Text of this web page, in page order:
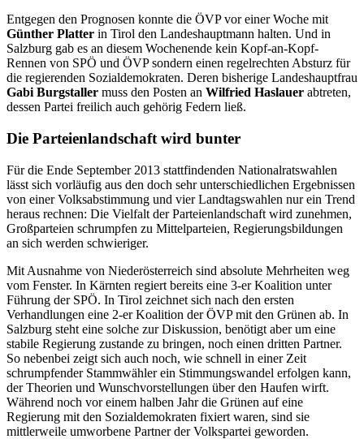
Entgegen den Prognosen konnte die ÖVP vor einer Woche mit
Günther Platter in Tirol den Landeshauptmann halten. Und in
Salzburg gab es an diesem Wochenende kein Kopf-an-Kopf-
Rennen von SPÖ und ÖVP sondern einen regelrechten Absturz für
die regierenden Sozialdemokraten. Deren bisherige Landeshauptfrau
Gabi Burgstaller muss den Posten an Wilfried Haslauer abtreten,
dessen Partei freilich auch gehörig Federn ließ.
Die Parteienlandschaft wird bunter
Für die Ende September 2013 stattfindenden Nationalratswahlen
lässt sich vorläufig aus den doch sehr unterschiedlichen Ergebnissen
von einer Volksabstimmung und vier Landtagswahlen nur ein Trend
heraus rechnen: Die Vielfalt der Parteienlandschaft wird zunehmen,
Großparteien schrumpfen zu Mittelparteien, Regierungsbildungen
an sich werden schwieriger.
Mit Ausnahme von Niederösterreich sind absolute Mehrheiten weg
vom Fenster. In Kärnten regiert bereits eine 3-er Koalition unter
Führung der SPÖ. In Tirol zeichnet sich nach den ersten
Verhandlungen eine 2-er Koalition der ÖVP mit den Grünen ab. In
Salzburg steht eine solche zur Diskussion, benötigt aber um eine
stabile Regierung zustande zu bringen, noch einen dritten Partner.
So nebenbei zeigt sich auch noch, wie schnell in einer Zeit
schrumpfender Stammwähler ein Stimmungswandel erfolgen kann,
der Theorien und Wunschvorstellungen über den Haufen wirft.
Während noch vor einem halben Jahr die Grünen auf eine
Regierung mit den Sozialdemokraten fixiert waren, sind sie
mittlerweile umworbene Partner der Volkspartei geworden.